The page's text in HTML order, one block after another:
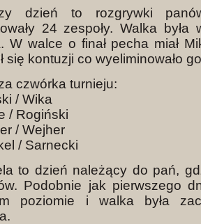
dzień to rozgrywki
24 zespoły. Walka
W walce o finał pecha miał
się kontuzji co wyeliminowało
czwórka turnieju:
/ Wika
/ Rogiński
/ Wejher
/ Sarnecki
to dzień należący do pań,
Podobnie jak pierwszego
poziomie i walka była